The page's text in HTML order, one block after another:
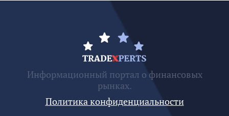
Информационный портал о финансовых
рынках.
Политика конфиденциальности